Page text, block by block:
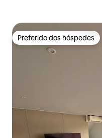
Preferido dos hóspedes
Preferido dos hóspedes